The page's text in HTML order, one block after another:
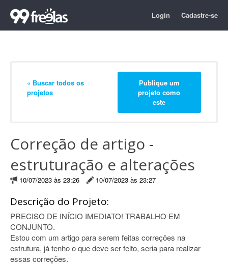
Login Cadastre-se
« Buscar todos os
projetos
Publique um
projeto como
este
Correção de artigo -
estruturação e alterações
10/07/2023 às 23:26 10/07/2023 às 23:27
Descrição do Projeto:
PRECISO DE INÍCIO IMEDIATO! TRABALHO EM
CONJUNTO.
Estou com um artigo para serem feitas correções na
estrutura, já tenho o que deve ser feito, seria para realizar
essas correções.